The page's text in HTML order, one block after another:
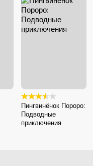
Пингвинёнок Пороро:
Подводные
приключения